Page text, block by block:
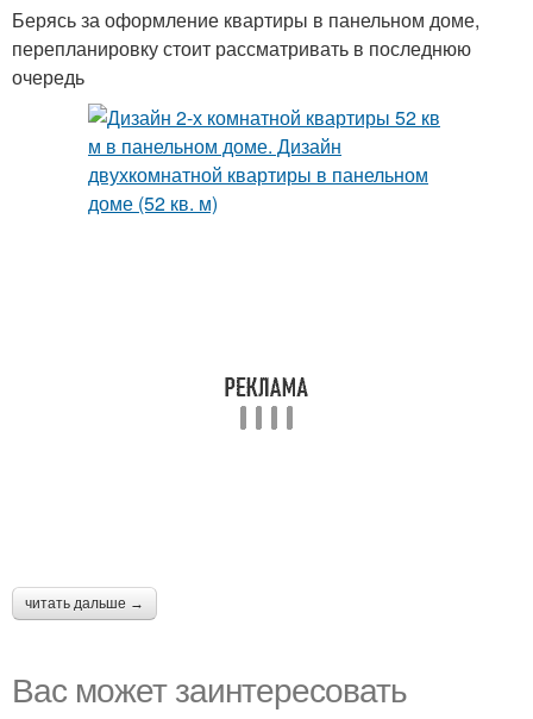
Берясь за оформление квартиры в панельном доме,
перепланировку стоит рассматривать в последнюю
очередь
читать дальше →
Вас может заинтересовать